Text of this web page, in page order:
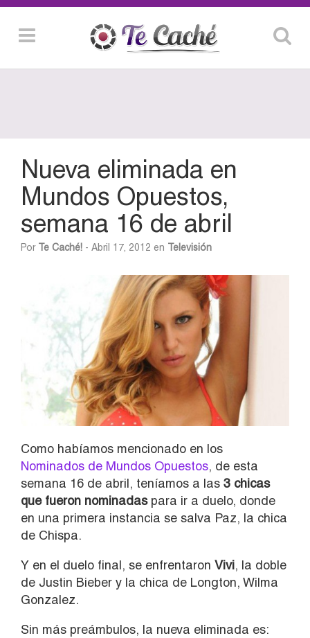
Nueva eliminada en
Mundos Opuestos,
semana 16 de abril
Por Te Caché! - Abril 17, 2012 en Televisión
Como habíamos mencionado en los
Nominados de Mundos Opuestos, de esta
semana 16 de abril, teníamos a las 3 chicas
que fueron nominadaspara ir a duelo, donde
en una primera instancia se salva Paz, la chica
de Chispa.
Y en el duelo final, se enfrentaron Vivi, la doble
de Justin Bieber y la chica de Longton, Wilma
Gonzalez.
Sin más preámbulos, la nueva eliminada es: